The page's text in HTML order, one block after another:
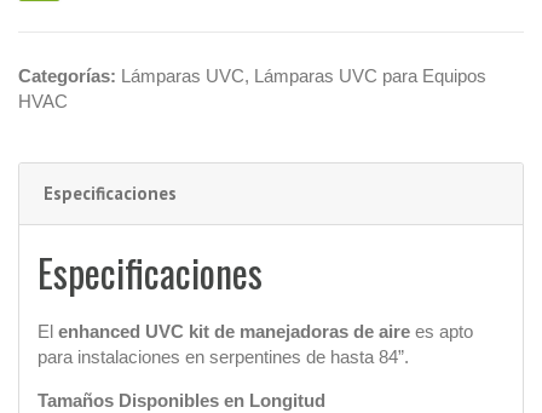
Categorías: Lámparas UVC, Lámparas UVC para Equipos
HVAC
Especificaciones
Especificaciones
El enhanced UVC kit de manejadoras de aire es apto
para instalaciones en serpentines de hasta 84”.
Tamaños Disponibles en Longitud